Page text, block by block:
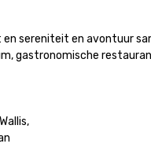
sereniteit en avontuur
gastronomische